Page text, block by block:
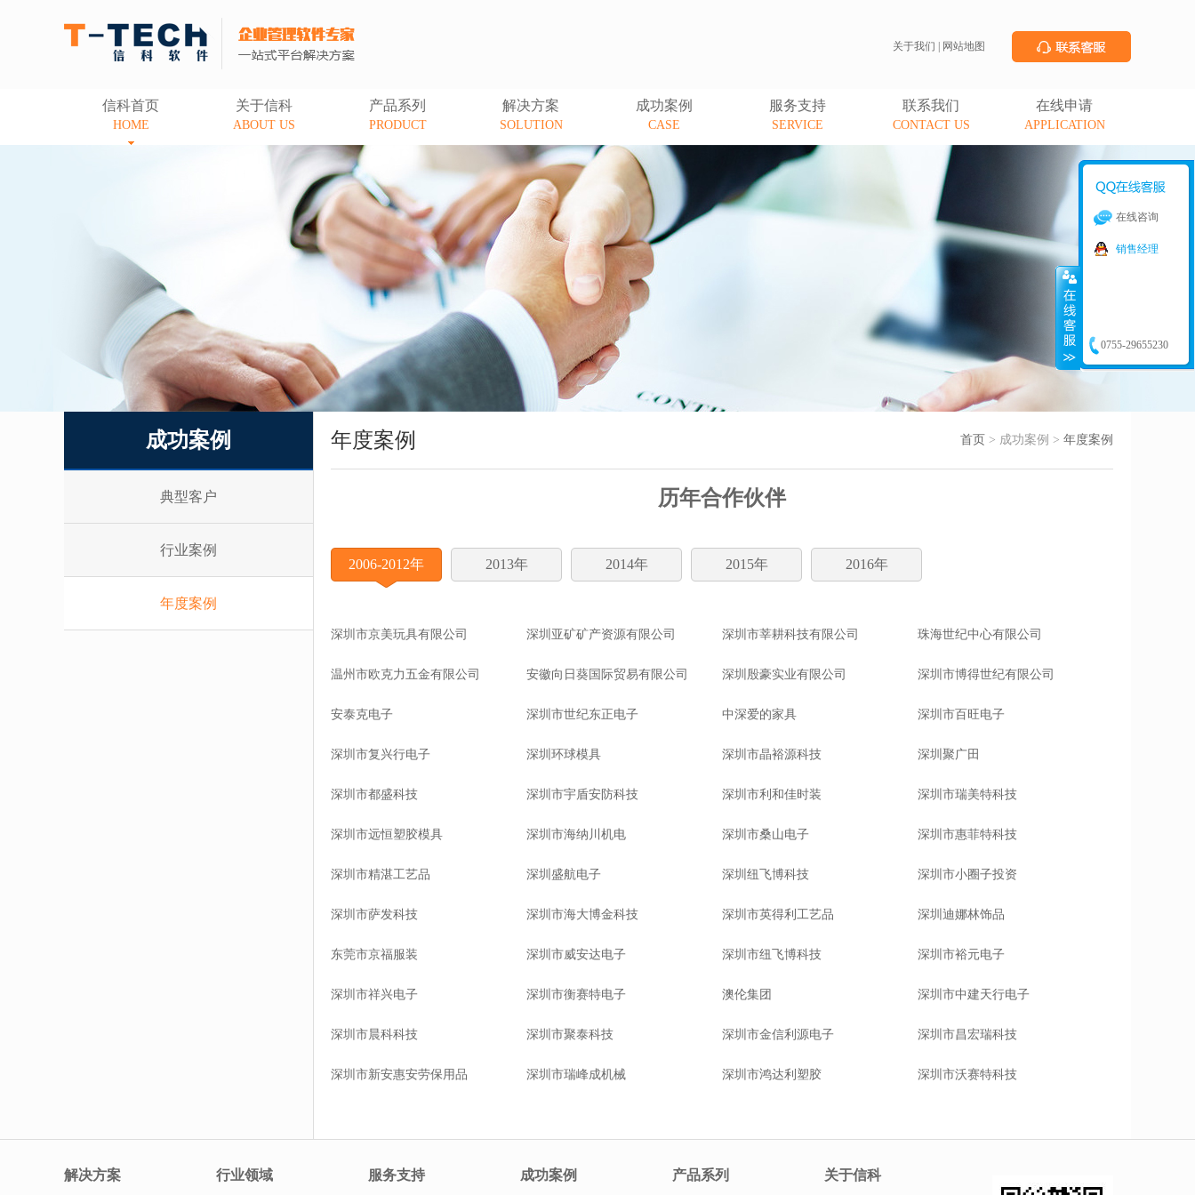
关于我们 网站地图
信科首页
HOME
关于信科
ABOUT US
产品系列
PRODUCT
解决方案
SOLUTION
成功案例
CASE
服务支持
SERVICE
联系我们
CONTACT US
在线申请
APPLICATION
成功案例
典型客户
行业案例
年度案例
首页 > 成功案例 > 年度案例
年度案例
历年合作伙伴
2006-2012年 2013年 2014年 2015年 2016年
深圳市京美玩具有限公司 深圳亚矿矿产资源有限公司 深圳市莘耕科技有限公司 珠海世纪中心有限公司
温州市欧克力五金有限公司 安徽向日葵国际贸易有限公司 深圳殷豪实业有限公司 深圳市博得世纪有限公司
安泰克电子 深圳市世纪东正电子 中深爱的家具 深圳市百旺电子
深圳市复兴行电子 深圳环球模具 深圳市晶裕源科技 深圳聚广田
深圳市都盛科技 深圳市宇盾安防科技 深圳市利和佳时装 深圳市瑞美特科技
深圳市远恒塑胶模具 深圳市海纳川机电 深圳市桑山电子 深圳市惠菲特科技
深圳市精湛工艺品 深圳盛航电子 深圳纽飞博科技 深圳市小圈子投资
深圳市萨发科技 深圳市海大博金科技 深圳市英得利工艺品 深圳迪娜林饰品
东莞市京福服装 深圳市威安达电子 深圳市纽飞博科技 深圳市裕元电子
深圳市祥兴电子 深圳市衡赛特电子 澳伦集团 深圳市中建天行电子
深圳市晨科科技 深圳市聚泰科技 深圳市金信利源电子 深圳市昌宏瑞科技
深圳市新安惠安劳保用品 深圳市瑞峰成机械 深圳市鸿达利塑胶 深圳市沃赛特科技
解决方案 行业领域 服务支持 成功案例 产品系列 关于信科
在线咨询
销售经理
0755-29655230